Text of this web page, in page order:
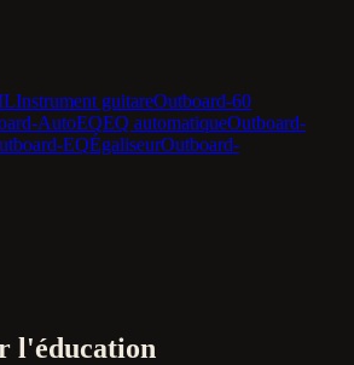
Instrument guitareOutboard-60
AutoEQEQ automatiqueOutboard-
EQÉgaliseurOutboard-
l'éducation